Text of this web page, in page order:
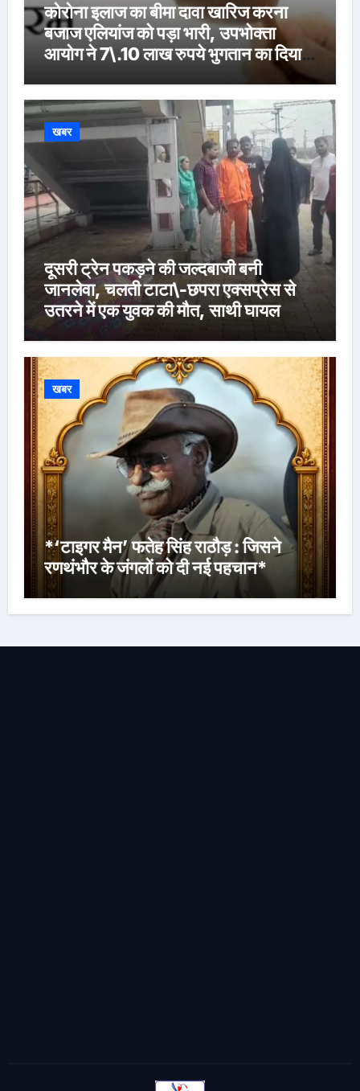
कोरोना इलाज का बीमा दावा खारिज करना
बजाज एलियांज को पड़ा भारी, उपभोक्ता
आयोग ने 7\.10 लाख रुपये भुगतान का दिया
खबर
दूसरी ट्रेन पकड़ने की जल्दबाजी बनी
जानलेवा, चलती टाटा\-छपरा एक्सप्रेस से
उतरने में एक युवक की मौत, साथी घायल
खबर
*‘टाइगर मैन’ फतेह सिंह राठौड़ : जिसने
रणथंभौर के जंगलों को दी नई पहचान*